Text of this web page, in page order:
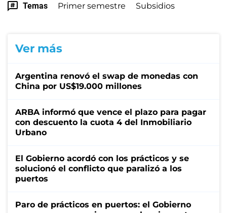
Temas Primer semestre Subsidios
Ver más
Argentina renovó el swap de monedas con
China por US$19.000 millones
ARBA informó que vence el plazo para pagar
con descuento la cuota 4 del Inmobiliario
Urbano
El Gobierno acordó con los prácticos y se
solucionó el conflicto que paralizó a los
puertos
Paro de prácticos en puertos: el Gobierno